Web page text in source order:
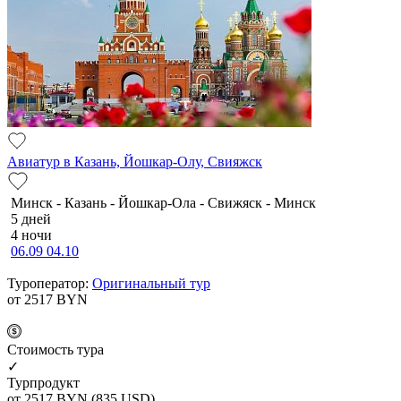
Авиатур в Казань, Йошкар-Олу, Свияжск
Минск - Казань - Йошкар-Ола - Свижяск - Минск
5 дней
4 ночи
06.09 04.10
Туроператор: Оригинальный тур
от 2517 BYN
Cтоимость тура
✓
Турпродукт